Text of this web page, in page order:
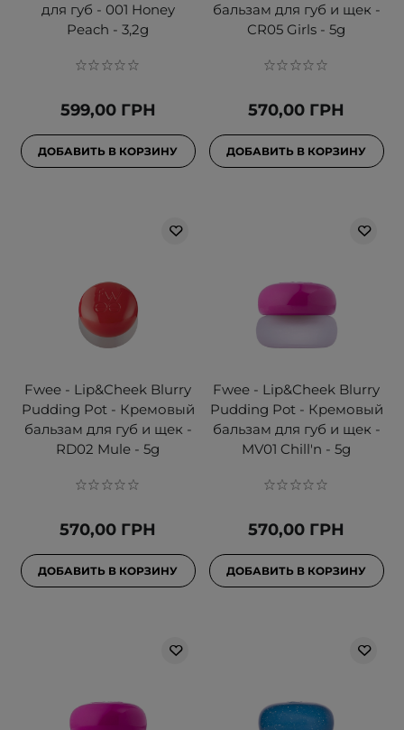
для губ - 001 Honey
Peach - 3,2g
599,00 ГРН
ДОБАВИТЬ В КОРЗИНУ
бальзам для губ и щек -
CR05 Girls - 5g
570,00 ГРН
ДОБАВИТЬ В КОРЗИНУ
Fwee - Lip&Cheek Blurry
Pudding Pot - Кремовый
бальзам для губ и щек -
RD02 Mule - 5g
570,00 ГРН
ДОБАВИТЬ В КОРЗИНУ
Fwee - Lip&Cheek Blurry
Pudding Pot - Кремовый
бальзам для губ и щек -
MV01 Chill'n - 5g
570,00 ГРН
ДОБАВИТЬ В КОРЗИНУ